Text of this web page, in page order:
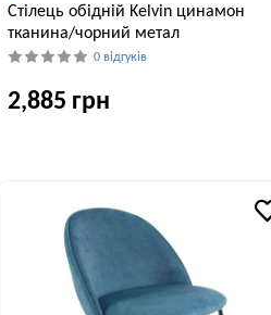
Cтілець обідній Kelvin цинамон
тканина/чорний метал
0 відгуків
2,885 грн
86 см